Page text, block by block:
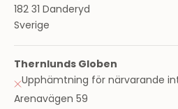
182 31 Danderyd
Sverige
Thernlunds Globen
Upphämtning för närvarande
Arenavägen 59